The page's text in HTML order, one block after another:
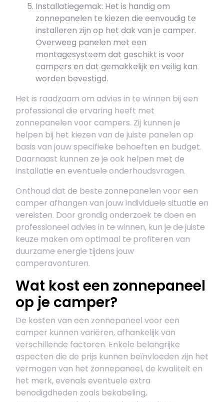
Installatiegemak: Het is handig om
zonnepanelen te kiezen die eenvoudig te
installeren zijn op het dak van je camper.
Overweeg panelen met een
montagesysteem dat geschikt is voor
campers en dat gemakkelijk en veilig kan
worden bevestigd.
Het is raadzaam om advies in te winnen bij een
professional die ervaring heeft met
zonnepanelen voor campers. Zij kunnen je
helpen bij het kiezen van de juiste panelen op
basis van jouw specifieke behoeften en budget.
Daarnaast kunnen ze je ook helpen met de
installatie en eventuele onderhoudsvragen.
Onthoud dat de beste zonnepanelen voor een
camper afhangen van jouw individuele situatie en
vereisten. Door grondig onderzoek te doen en
professioneel advies in te winnen, kun je de juiste
keuze maken om optimaal te profiteren van
duurzame energie tijdens jouw
camperavonturen.
Wat kost een zonnepaneel
op je camper?
De kosten van een zonnepaneel voor een
camper kunnen variëren, afhankelijk van
verschillende factoren. Enkele belangrijke
aspecten die de prijs kunnen beïnvloeden zijn het
vermogen van het zonnepaneel, de kwaliteit en
het merk, evenals eventuele extra
benodigdheden zoals bekabeling,